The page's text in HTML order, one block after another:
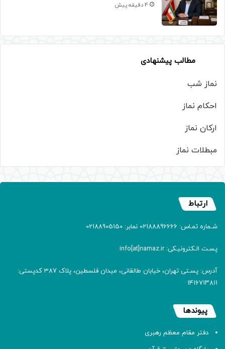
4 دقیقه پیش
مطالب پیشنهادی
نماز شب
احکام نماز
ارکان نماز
مبطلات نماز
ارتباط
شـماره تمـاس: 02188896666 نمابر: 02188905150
پسـت الـکترونیـکی: info[at]namaz.ir
آدرس: پسـتی تهران، خیابان طالقانی، میدان فلسطین، پلاک 387 کدپستی:
۱۴۱۶۷۱۳۸۱۱
پیوندها
دفتر مقام معظم رهبری